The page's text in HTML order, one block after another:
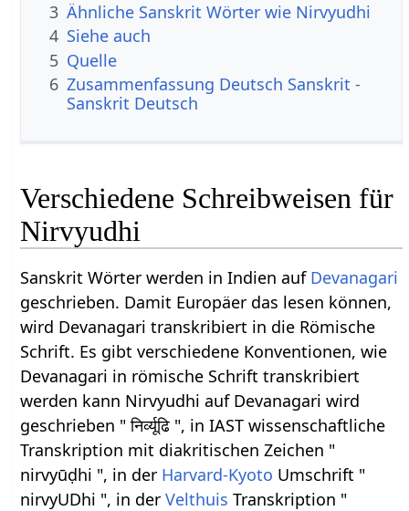
3 Ähnliche Sanskrit Wörter wie Nirvyudhi
4 Siehe auch
5 Quelle
6 Zusammenfassung Deutsch Sanskrit -
Sanskrit Deutsch
Verschiedene Schreibweisen für
Nirvyudhi
Sanskrit Wörter werden in Indien auf Devanagari
geschrieben. Damit Europäer das lesen können,
wird Devanagari transkribiert in die Römische
Schrift. Es gibt verschiedene Konventionen, wie
Devanagari in römische Schrift transkribiert
werden kann Nirvyudhi auf Devanagari wird
geschrieben " निर्व्यूढि ", in IAST wissenschaftliche
Transkription mit diakritischen Zeichen "
nirvyūḍhi ", in der Harvard-Kyoto Umschrift "
nirvyUDhi ", in derVelthuis Transkription "